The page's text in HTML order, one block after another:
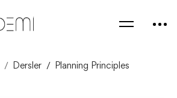
Dersler Planning Principles